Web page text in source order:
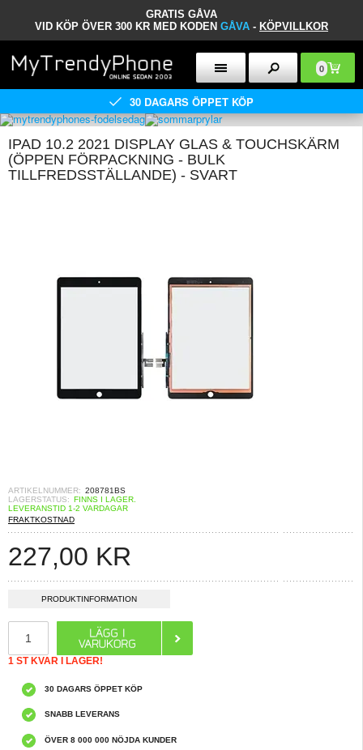
GRATIS GÅVA
VID KÖP ÖVER 300 KR MED KODEN GÅVA - KÖPVILLKOR
0
30 DAGARS ÖPPET KÖP
IPAD 10.2 2021 DISPLAY GLAS & TOUCHSKÄRM
(ÖPPEN FÖRPACKNING - BULK
TILLFREDSSTÄLLANDE) - SVART
ARTIKELNUMMER: 208781BS
LAGERSTATUS: FINNS I LAGER.
LEVERANSTID 1-2 VARDAGAR
FRAKTKOSTNAD
227,00 KR
PRODUKTINFORMATION
1 ST KVAR I LAGER!
30 DAGARS ÖPPET KÖP
SNABB LEVERANS
ÖVER 8 000 000 NÖJDA KUNDER